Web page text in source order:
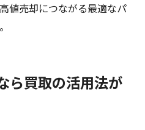
値売却につながる最適なパ